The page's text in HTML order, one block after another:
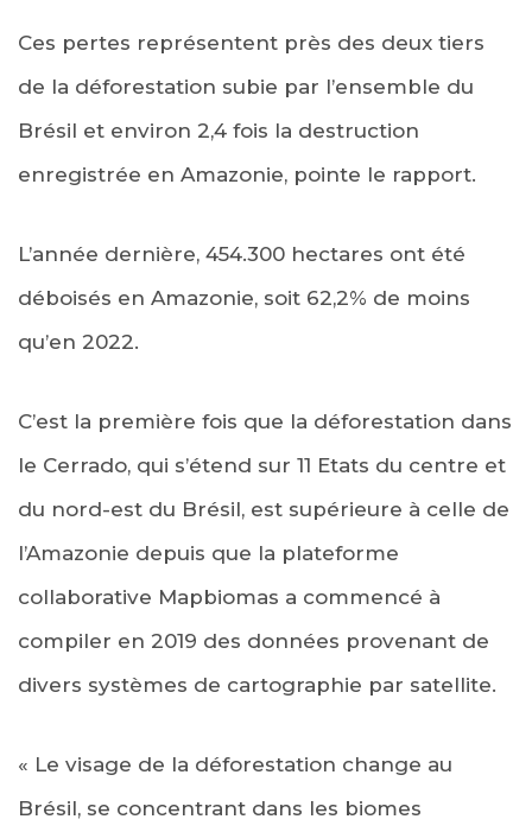
Ces pertes représentent près des deux tiers
de la déforestation subie par l’ensemble du
Brésil et environ 2,4 fois la destruction
enregistrée en Amazonie, pointe le rapport.
L’année dernière, 454.300 hectares ont été
déboisés en Amazonie, soit 62,2% de moins
qu’en 2022.
C’est la première fois que la déforestation dans
le Cerrado, qui s’étend sur 11 Etats du centre et
du nord-est du Brésil, est supérieure à celle de
l’Amazonie depuis que la plateforme
collaborative Mapbiomas a commencé à
compiler en 2019 des données provenant de
divers systèmes de cartographie par satellite.
« Le visage de la déforestation change au
Brésil, se concentrant dans les biomes